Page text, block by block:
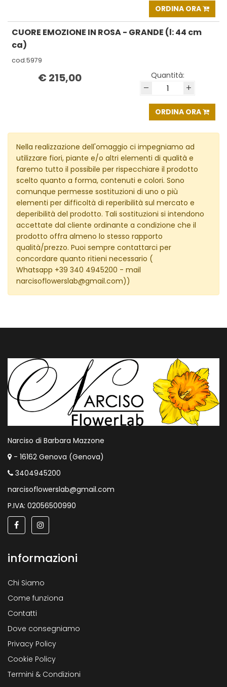
ORDINA ORA
CUORE EMOZIONE IN ROSA - GRANDE (l: 44 cm
ca)
cod.5979
€ 215,00 Quantità:
– +
ORDINA ORA
Nella realizzazione dell'omaggio ci impegniamo ad
utilizzare fiori, piante e/o altri elementi di qualità e
faremo tutto il possibile per rispecchiare il prodotto
scelto quanto a forma, contenuti e colori. Sono
comunque permesse sostituzioni di uno o più
elementi per difficoltà di reperibilità sul mercato e
deperibilità del prodotto. Tali sostituzioni si intendono
accettate dal cliente ordinante a condizione che il
prodotto offra almeno lo stesso rapporto
qualità/prezzo. Puoi sempre contattarci per
concordare quanto ritieni necessario (
Whatsapp +39 340 4945200 - mail
narcisoflowerslab@gmail.com))
Narciso di Barbara Mazzone
- 16162 Genova (Genova)
3404945200
narcisoflowerslab@gmail.com
P.IVA: 02056500990
informazioni
Chi Siamo
Come funziona
Contatti
Dove consegniamo
Privacy Policy
Cookie Policy
Termini & Condizioni